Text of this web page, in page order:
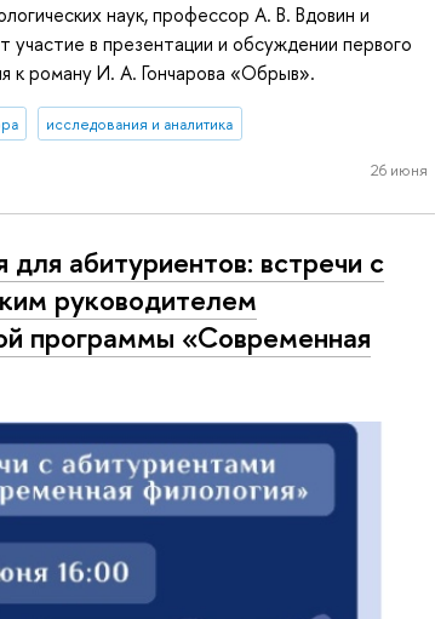
наук, профессор А. В. Вдовин и
в презентации и обсуждении первого
к роману И. А. Гончарова «Обрыв».
исследования и аналитика
26 июня
абитуриентов: встречи с
руководителем
программы «Современная